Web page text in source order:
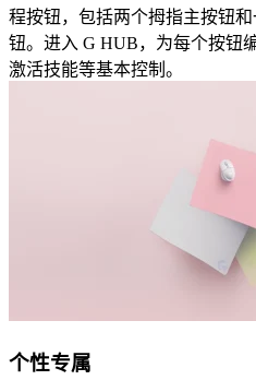
程按钮，包括两个拇指主按钮
钮。进入 G HUB，为每个按钮
激活技能等基本控制。
个性专属